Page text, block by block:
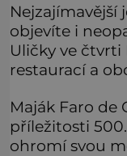
Nejzajímavější
objevíte i
Uličky ve čtvrti
restaurací a
Maják Faro de
příležitosti
ohromí svou